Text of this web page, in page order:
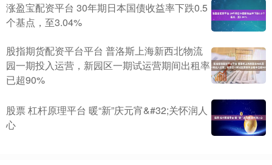
涨盈宝配资平台 30年期日本国债收益率下跌0.5
个基点，至3.04%
股指期货配资平台平台 普洛斯上海新西北物流
园一期投入运营，新园区一期试运营期间出租率
已超90%
股票 杠杆原理平台 暖“新”庆元宵&#32;关怀润人
心